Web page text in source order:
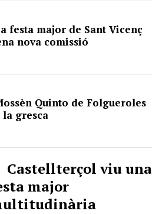
festa major de Sant Vicenç
nova comissió
Quinto de Folgueroles
la gresca
Castellterçol viu una
major